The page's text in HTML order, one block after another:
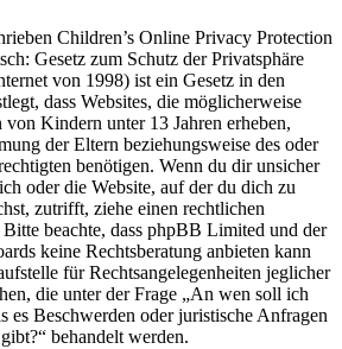
Children’s Online Privacy Protection
Gesetz zum Schutz der Privatsphäre
von 1998) ist ein Gesetz in den
dass Websites, die möglicherweise
von Kindern unter 13 Jahren erheben,
der Eltern beziehungsweise des oder
benötigen. Wenn du dir unsicher
oder die Website, auf der du dich zu
zutrifft, ziehe einen rechtlichen
beachte, dass phpBB Limited und der
keine Rechtsberatung anbieten kann
für Rechtsangelegenheiten jeglicher
die unter der Frage „An wen soll ich
es Beschwerden oder juristische Anfragen
behandelt werden.